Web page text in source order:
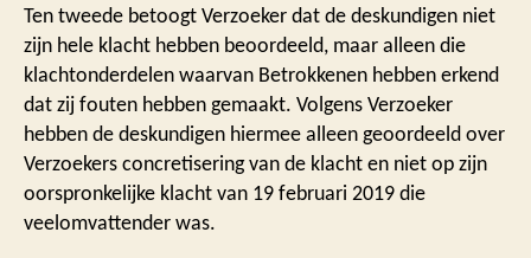
Ten tweede betoogt Verzoeker dat de deskundigen niet
zijn hele klacht hebben beoordeeld, maar alleen die
klachtonderdelen waarvan Betrokkenen hebben erkend
dat zij fouten hebben gemaakt. Volgens Verzoeker
hebben de deskundigen hiermee alleen geoordeeld over
Verzoekers concretisering van de klacht en niet op zijn
oorspronkelijke klacht van 19 februari 2019 die
veelomvattender was.